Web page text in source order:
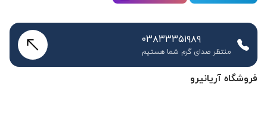
فروشگاه آریانیرو
۰۳۸۳۳۳۵۱۹۸۹
منتظر صدای گرم شما هستیم